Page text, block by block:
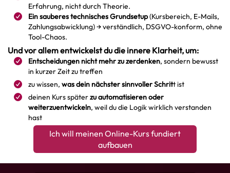
Erfahrung, nicht durch Theorie.
Ein sauberes technisches Grundsetup(Kursbereich, E-Mails,
Zahlungsabwicklung) → verständlich, DSGVO-konform, ohne
Tool-Chaos.
Und vor allem entwickelst du die innere Klarheit, um:
Entscheidungen nicht mehr zu zerdenken, sondern bewusst
in kurzer Zeit zu treffen
zu wissen, was dein nächster sinnvoller Schritt ist
deinen Kurs späterzu automatisieren oder
weiterzuentwickeln, weil du die Logik wirklich verstanden
hast
Ich will meinen Online-Kurs fundiert
aufbauen